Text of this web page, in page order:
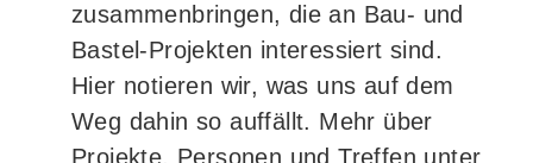
zusammenbringen, die an Bau- und
Bastel-Projekten interessiert sind.
Hier notieren wir, was uns auf dem
Weg dahin so auffällt. Mehr über
Projekte, Personen und Treffen unter